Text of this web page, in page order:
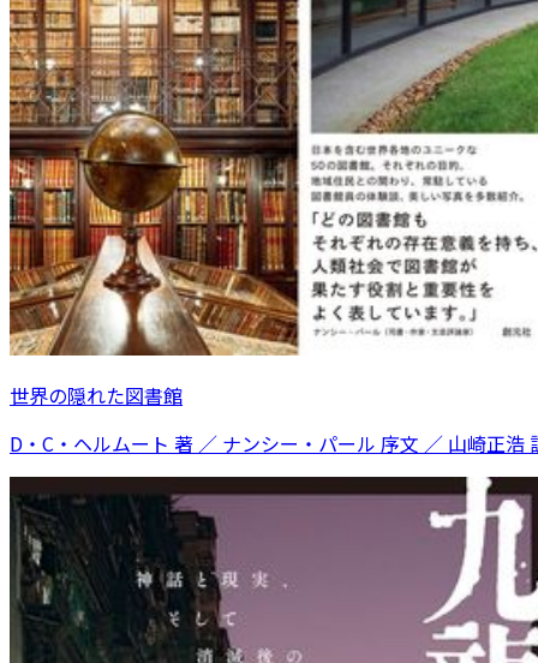
世界の隠れた図書館
D・C・ヘルムート 著 ／ ナンシー・パール 序文 ／ 山崎正浩